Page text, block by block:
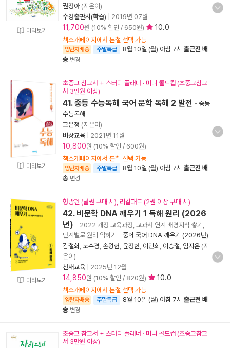
미리보기
권정아(지은이)
수경출판사(학습)
2019년 07월
11,700원 (10% 할인 / 650원) 10.0
책소개페이지에서 분철 선택 가능
양탄자배송 주말특급 8월 10일 (월) 아침 7시 출근전 배
송 변경
미리보기
초중고 참고서 + 스터디 플래너 · 미니 콜드컵 (초중고참고
서 3만원 이상)
41. 중등 수능독해 국어 문학 독해 2 발전 - 중등
수능독해
고은정 (지은이)
비상교육
2021년 11월
10,800원 (10% 할인 / 600원)
책소개페이지에서 분철 선택 가능
양탄자배송 주말특급 8월 10일 (월) 아침 7시 출근전 배
송 변경
미리보기
형광펜 (낱권 구매 시), 리갈패드 (2권 이상 구매 시)
42. 비문학 DNA 깨우기 1 독해 원리 (2026
년) - 2022 개정 교육과정, 교과서 연계 배경지식 쌓기,
단계별로 원리 익히기 - 중학 국어 DNA 깨우기 (2026년)
김철회 노수경 손왕헌 윤정한, 이민희 이승철 임지은 (지
은이)
천재교육
2025년 12월
14,850원 (10% 할인 / 820원) 10.0
책소개페이지에서 분철 선택 가능
양탄자배송 주말특급 8월 10일 (월) 아침 7시 출근전 배
송 변경
초중고 참고서 + 스터디 플래너 · 미니 콜드컵 (초중고참고
서 3만원 이상)